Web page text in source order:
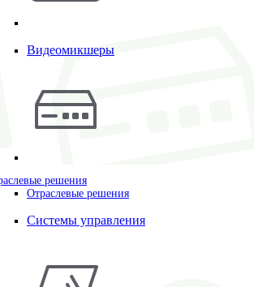
Видеомикшеры
решения
Отраслевые решения
Системы управления